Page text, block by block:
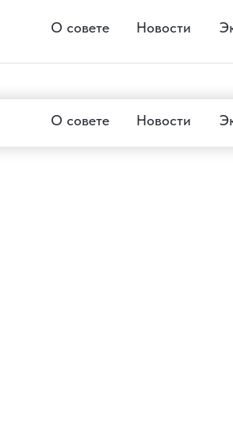
О совете Новости
О совете Новости